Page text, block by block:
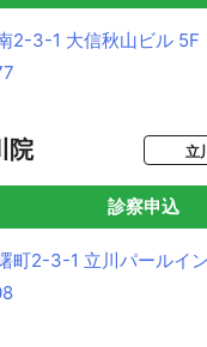
2-3-1 大信秋山ビル 5F
院 立
診察申込
町2-3-1 立川パールイ